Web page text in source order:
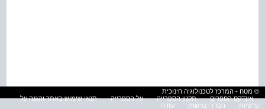
© מטח - המרכז לטכנולוגיה חינוכית
אינדקס הספרים
תקנון הספרייה על הספרייה
תנאי שימוש באתר והגנה על
פרטיות
הסדרי נגישות עזרה